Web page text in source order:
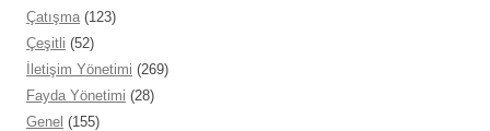
Çatışma (123)
Çeşitli (52)
İletişim Yönetimi (269)
Fayda Yönetimi (28)
Genel (155)